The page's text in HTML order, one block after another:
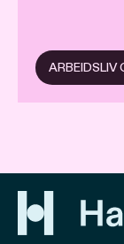
ARBEIDSLIV